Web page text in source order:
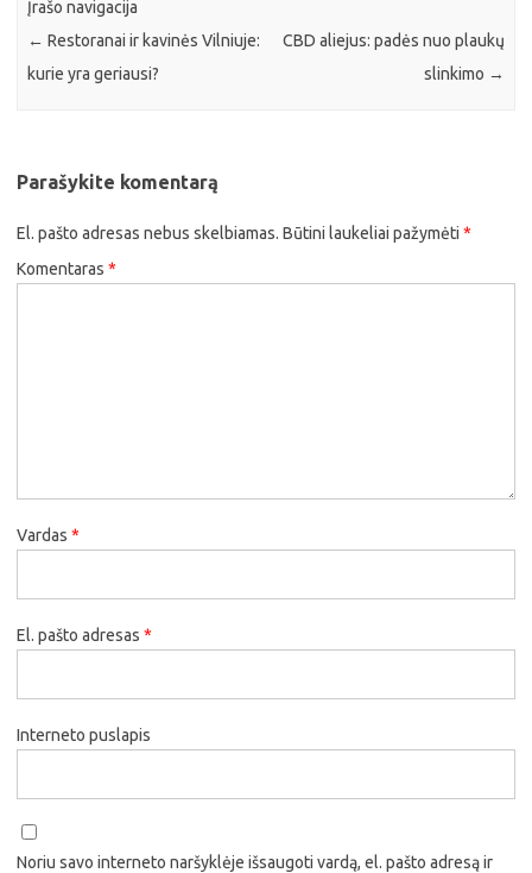
Įrašo navigacija
← Restoranai ir kavinės Vilniuje:
kurie yra geriausi?
CBD aliejus: padės nuo plaukų
slinkimo →
Parašykite komentarą
El. pašto adresas nebus skelbiamas. Būtini laukeliai pažymėti *
Komentaras *
Vardas *
El. pašto adresas *
Interneto puslapis
Noriu savo interneto naršyklėje išsaugoti vardą, el. pašto adresą ir